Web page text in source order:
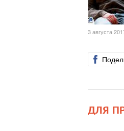
3 августа
ДЛЯ